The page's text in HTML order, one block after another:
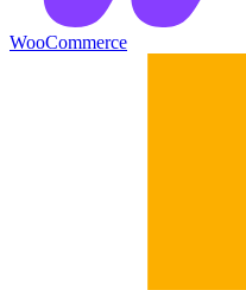
WooCommerce